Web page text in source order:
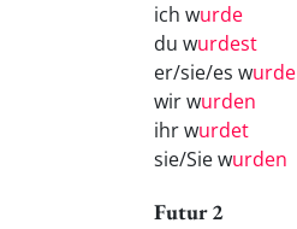
ich wurde
du wurdest
er/sie/es wurde
wir wurden
ihr wurdet
sie/Sie wurden
Futur 2